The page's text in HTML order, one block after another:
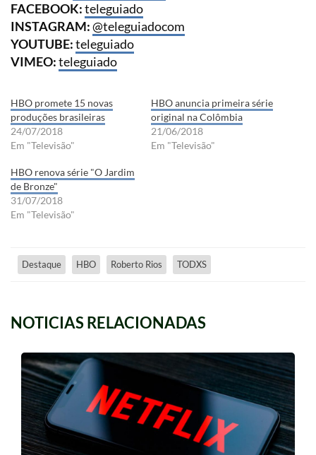
FACEBOOK:teleguiado
INSTAGRAM:@teleguiadocom
YOUTUBE:teleguiado
VIMEO:teleguiado
HBO promete 15 novas
produções brasileiras
24/07/2018
Em "Televisão"
HBO anuncia primeira série
original na Colômbia
21/06/2018
Em "Televisão"
HBO renova série "O Jardim
de Bronze"
31/07/2018
Em "Televisão"
Destaque HBO Roberto Rios TODXS
NOTICIAS RELACIONADAS